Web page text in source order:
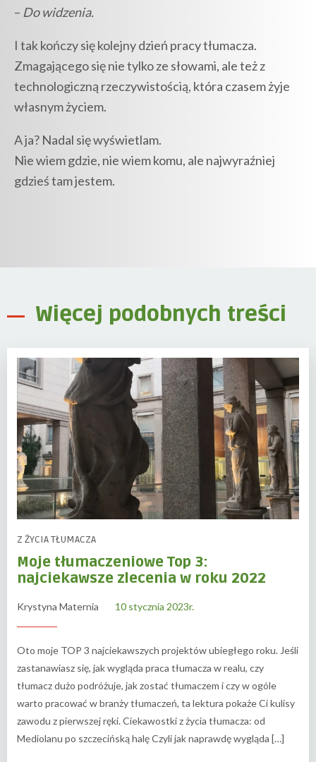
– Do widzenia.
I tak kończy się kolejny dzień pracy tłumacza.
Zmagającego się nie tylko ze słowami, ale też z
technologiczną rzeczywistością, która czasem żyje
własnym życiem.
A ja? Nadal się wyświetlam.
Nie wiem gdzie, nie wiem komu, ale najwyraźniej
gdzieś tam jestem.
Więcej podobnych treści
Z ŻYCIA TŁUMACZA
Moje tłumaczeniowe Top 3:
najciekawsze zlecenia w roku 2022
Krystyna Maternia 10 stycznia 2023r.
Oto moje TOP 3 najciekawszych projektów ubiegłego roku. Jeśli
zastanawiasz się, jak wygląda praca tłumacza w realu, czy
tłumacz dużo podróżuje, jak zostać tłumaczem i czy w ogóle
warto pracować w branży tłumaczeń, ta lektura pokaże Ci kulisy
zawodu z pierwszej ręki. Ciekawostki z życia tłumacza: od
Mediolanu po szczecińską halę Czyli jak naprawdę wygląda […]